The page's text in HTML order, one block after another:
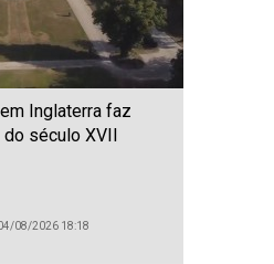
Inglaterra faz
século XVII
08/2026 18:18